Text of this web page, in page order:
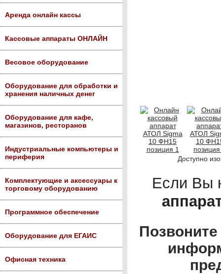
Аренда онлайн кассы
Кассовые аппараты ОНЛАЙН
Весовое оборудование
Оборудование для обработки и
хранения наличных денег
Оборудование для кафе,
магазинов, ресторанов
Индустриальные компьютеры и
периферия
Комплектующие и аксессуары к
торговому оборудованию
Программное обеспечение
Оборудование для ЕГАИС
Офисная техника
Доступно
Если Вы